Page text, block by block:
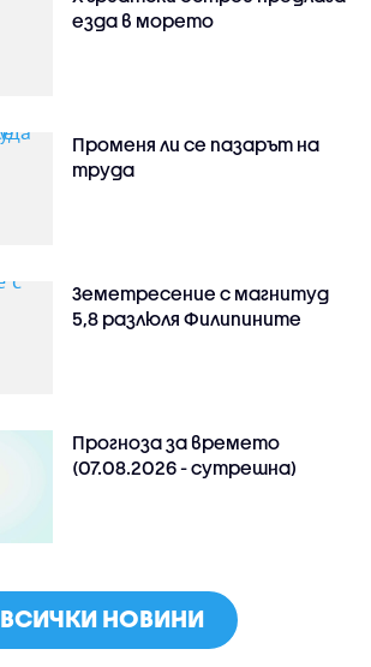
езда в морето
Променя ли се пазарът на
труда
Земетресение с магнитуд
5,8 разлюля Филипините
Прогноза за времето
(07.08.2026 - сутрешна)
ВСИЧКИ НОВИНИ